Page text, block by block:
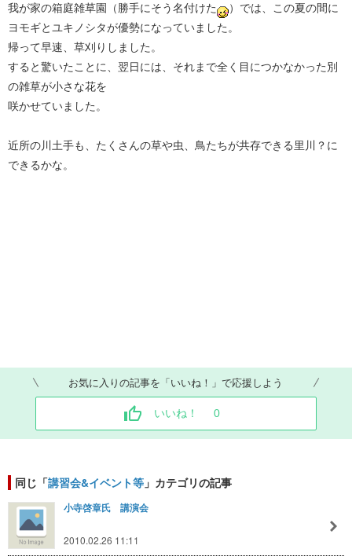
我が家の箱庭雑草園（勝手にそう名付けた
）では、この夏の間に
ヨモギとユキノシタが優勢になっていました。
帰って早速、草刈りしました。
すると驚いたことに、翌日には、それまで全く目につかなかった別
の雑草が小さな花を
咲かせていました。
近所の川土手も、たくさんの草や虫、鳥たちが共存できる里川？に
できるかな。
お気に入りの記事を「いいね！」で応援しよう
いいね！ 0
同じ「講習会&イベント等 」カテゴリの記事
小寺啓章氏 講演会
2010.02.26 11:11